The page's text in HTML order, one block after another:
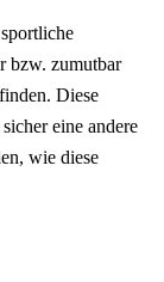
bzw. zumutbar
Diese
eine andere
wie diese